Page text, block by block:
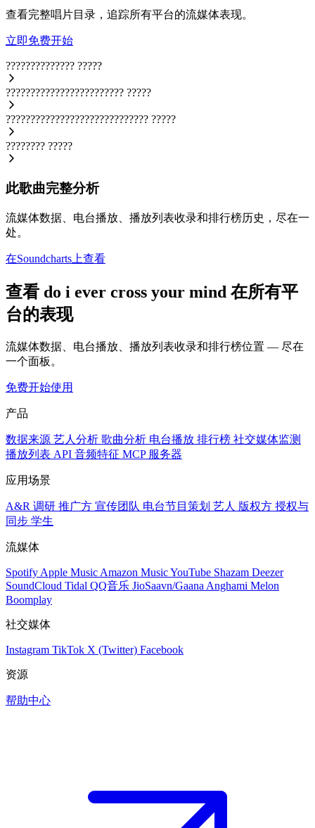
查看完整唱片目录，追踪所有平台的流媒体表现。
立即免费开始
?????????????? ?????
???????????????????????? ?????
????????????????????????????? ?????
???????? ?????
此歌曲完整分析
流媒体数据、电台播放、播放列表收录和排行榜历史，尽在一
处。
在Soundcharts上查看
查看 do i ever cross your mind 在所有平
台的表现
流媒体数据、电台播放、播放列表收录和排行榜位置 — 尽在
一个面板。
免费开始使用
产品
数据来源 艺人分析 歌曲分析 电台播放 排行榜 社交媒体监测
播放列表 API 音频特征 MCP 服务器
应用场景
A&R 调研 推广方 宣传团队 电台节目策划 艺人 版权方 授权与
同步 学生
流媒体
Spotify Apple Music Amazon MusicYouTube Shazam Deezer
SoundCloud Tidal QQ音乐 JioSaavn/Gaana Anghami Melon
Boomplay
社交媒体
Instagram TikTok X (Twitter) Facebook
资源
帮助中心